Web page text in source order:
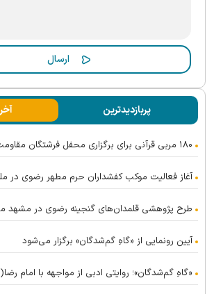
پربازدیدترین
۱۸۰ مربی قرآنی برای برگزاری محفل فرشتگان مقاومت آماده شدند
آغاز فعالیت موکب کفشداران حرم مطهر رضوی در
طرح پژوهشی قلمدان‌های گنجینه رضوی در مشهد
آیین رونمایی از «گاهِ گم‌شدگان» برگزار می‌شود
«گاهِ گم‌شدگان»؛ روایتی ادبی از مواجهه با امام